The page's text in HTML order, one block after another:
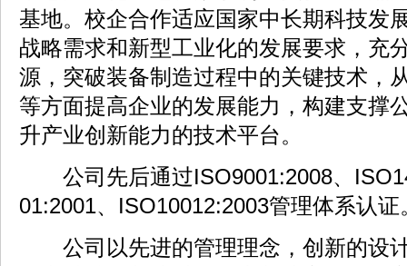
基地。校企合作适应国家中长期科技发
战略需求和新型工业化的发展要求，充
源，突破装备制造过程中的关键技术，
等方面提高企业的发展能力，构建支撑
升产业创新能力的技术平台。
公司先后通过ISO9001:2008、
01:2001、ISO10012:2003管理体系认证
公司以先进的管理理念，创新的设